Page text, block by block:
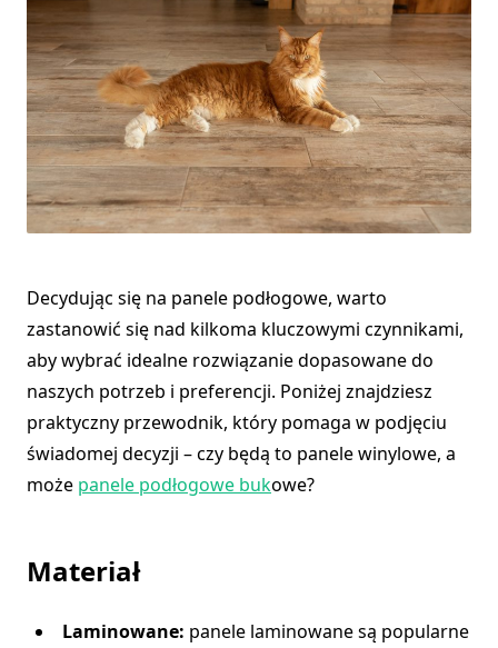
Decydując się na panele podłogowe, warto
zastanowić się nad kilkoma kluczowymi czynnikami,
aby wybrać idealne rozwiązanie dopasowane do
naszych potrzeb i preferencji. Poniżej znajdziesz
praktyczny przewodnik, który pomaga w podjęciu
świadomej decyzji – czy będą to panele winylowe, a
może panele podłogowe bukowe?
Materiał
Laminowane: panele laminowane są popularne